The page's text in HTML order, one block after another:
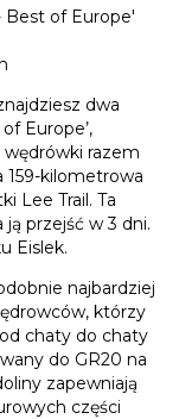
Best of Europe'
dwa
Europe’,
wędrówki razem
159-kilometrowa
Lee Trail. Ta
przejść w 3 dni.
Eislek.
najbardziej
którzy
chaty do chaty
do GR20 na
zapewniają
części